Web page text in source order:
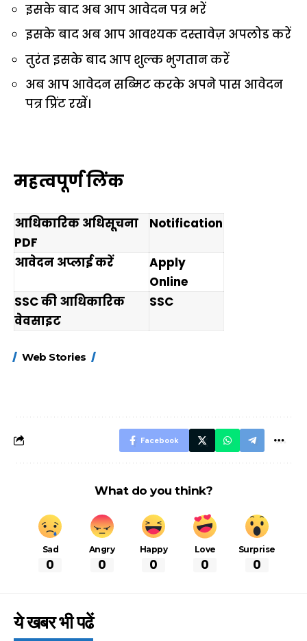
इसके बाद अब आप आवेदन पत्र भरें
इसके बाद अब आप आवश्यक दस्तावेज़ अपलोड करें
तुरंत इसके बाद आप शुल्क भुगतान करें
अब आप आवेदन सब्मिट करके अपने पास आवेदन
पत्र प्रिंट रखें।
महत्वपूर्ण लिंक
आधिकारिक अधिसूचना
PDF
Notification
आवेदन अप्लाई करें
Apply
Online
SSC की आधिकारिक
वेवसाइट
SSC
Web Stories
FASTag के ये नए
Facebook
What do you think?
Sad
0
Angry
0
Happy
0
Love
0
Surprise
0
ये खबर भी पढें